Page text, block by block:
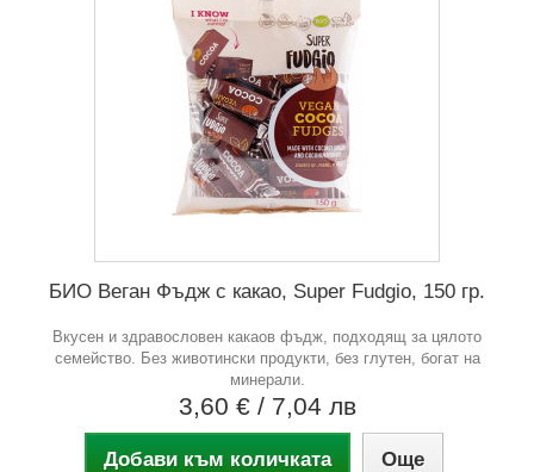
БИО Веган Фъдж с какао, Super Fudgio, 150 гр.
Вкусен и здравословен какаов фъдж, подходящ за цялото
семейство. Без животински продукти, без глутен, богат на
минерали.
3,60 € / 7,04 лв
Добави към количката Още